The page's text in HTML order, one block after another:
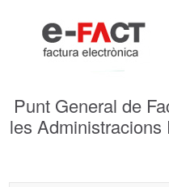
Punt General de
les